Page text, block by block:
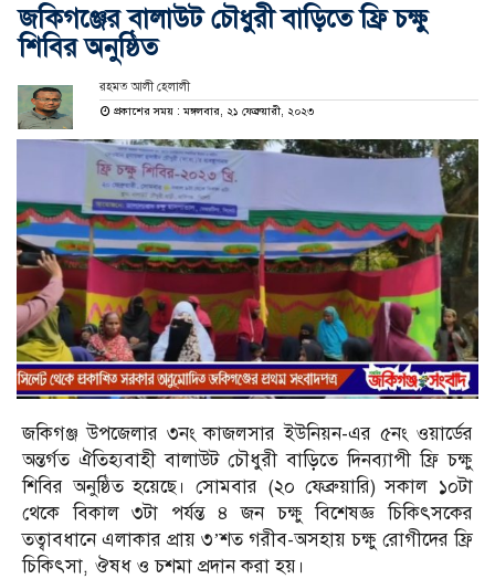
জকিগঞ্জের বালাউট চৌধুরী বাড়িতে ফ্রি চক্ষু
শিবির অনুষ্ঠিত
রহমত আলী হেলালী
প্রকাশের সময় : মঙ্গলবার, ২১ ফেব্রুয়ারী, ২০২৩
জকিগঞ্জ উপজেলার ৩নং কাজলসার ইউনিয়ন-এর ৫নং ওয়ার্ডের
অন্তর্গত ঐতিহ্যবাহী বালাউট চৌধুরী বাড়িতে দিনব্যাপী ফ্রি চক্ষু
শিবির অনুষ্ঠিত হয়েছে। সোমবার (২০ ফেব্রুয়ারি) সকাল ১০টা
থেকে বিকাল ৩টা পর্যন্ত ৪ জন চক্ষু বিশেষজ্ঞ চিকিৎসকের
তত্বাবধানে এলাকার প্রায় ৩’শত গরীব-অসহায় চক্ষু রোগীদের ফ্রি
চিকিৎসা, ঔষধ ও চশমা প্রদান করা হয়।